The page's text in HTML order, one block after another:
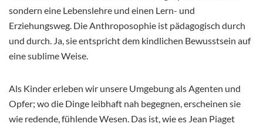
sondern eine Lebenslehre und einen Lern- und
Erziehungsweg. Die Anthroposophie ist pädagogisch durch
und durch. Ja, sie entspricht dem kindlichen Bewusstsein auf
eine sublime Weise.
Als Kinder erleben wir unsere Umgebung als Agenten und
Opfer; wo die Dinge leibhaft nah begegnen, erscheinen sie
wie redende, fühlende Wesen. Das ist, wie es Jean Piaget